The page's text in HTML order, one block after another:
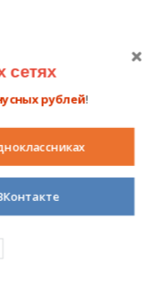
Родина наша ещё и
нашей земли богаты
углём, рудой,
сетях
рублей!